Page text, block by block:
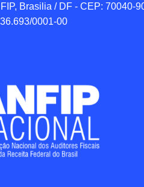
Brasilia / DF - CEP: 70040-
0001-00